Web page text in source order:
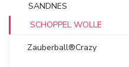
SANDNES
SCHOPPEL WOLLE
Zauberball®Crazy